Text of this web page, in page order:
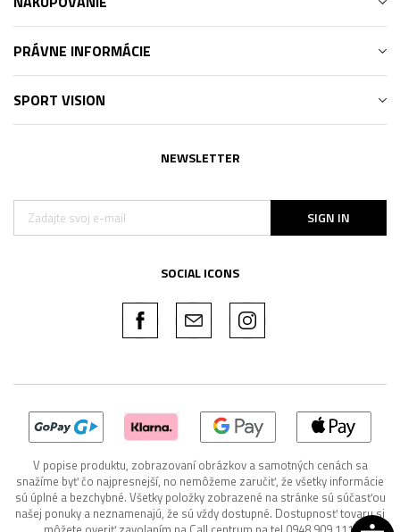
PRÁVNE INFORMÁCIE
SPORT VISION
NEWSLETTER
SIGN IN
SOCIAL ICONS
V popise produktu, zobrazovaní obrázkov a samotných cenách sa
snažíme byť čo najpresnejší, no nemôžeme zaručiť, že všetky informácie
sú úplné a bezchybné. Všetky položky zobrazené na stránke sú súčasťou
našej ponuky a neznamenajú, že sú vždy dostupné. Dostupnosť tovaru si